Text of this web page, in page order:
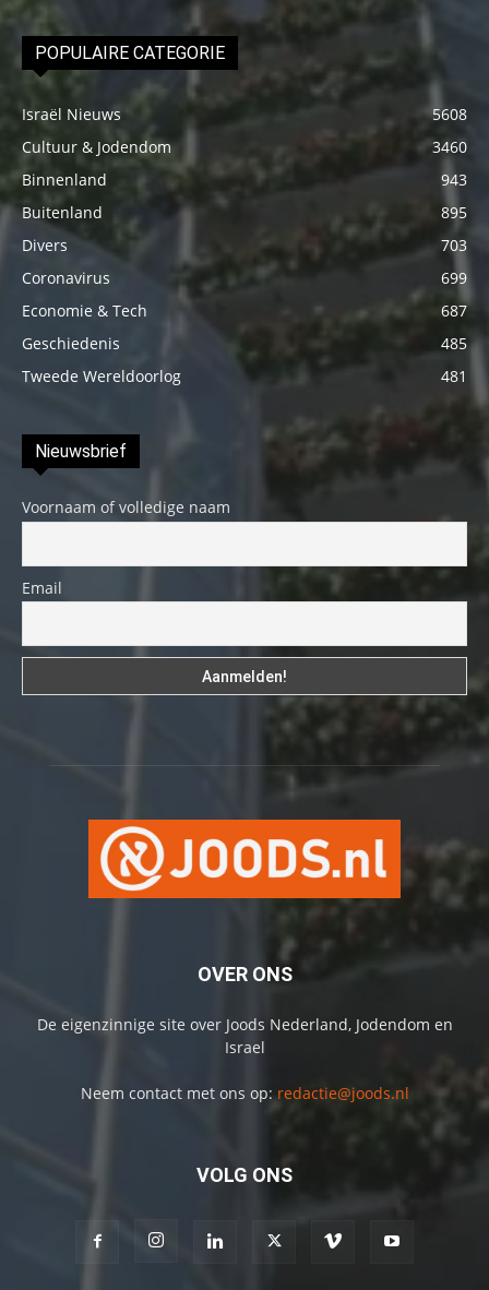
POPULAIRE CATEGORIE
Israël Nieuws
5608
Cultuur & Jodendom
3460
Binnenland
943
Buitenland
895
Divers
703
Coronavirus
699
Economie & Tech
687
Geschiedenis
485
Tweede Wereldoorlog
481
Nieuwsbrief
Voornaam of volledige naam
Email
OVER ONS
De eigenzinnige site over Joods Nederland, Jodendom en
Israel
Neem contact met ons op: redactie@joods.nl
VOLG ONS